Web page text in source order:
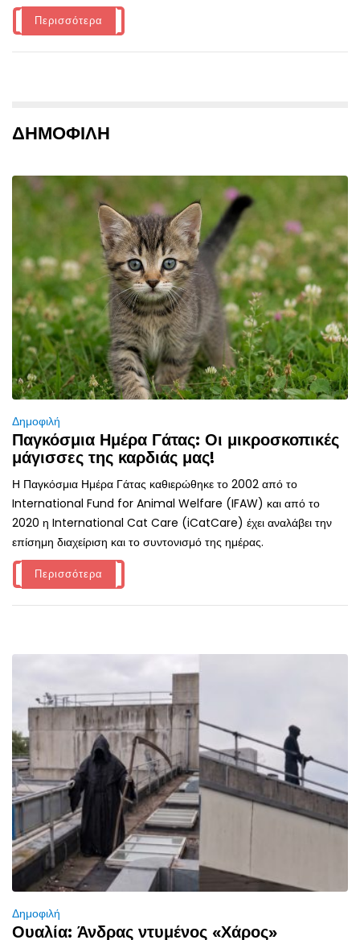
Περισσότερα
ΔΗΜΟΦΙΛΗ
Δημοφιλή
Παγκόσμια Ημέρα Γάτας: Οι μικροσκοπικές
μάγισσες της καρδιάς μας!
Η Παγκόσμια Ημέρα Γάτας καθιερώθηκε το 2002 από το
International Fund for Animal Welfare (IFAW) και από το
2020 η International Cat Care (iCatCare) έχει αναλάβει την
επίσημη διαχείριση και το συντονισμό της ημέρας.
Περισσότερα
Δημοφιλή
Ουαλία: Άνδρας ντυμένος «Χάρος»